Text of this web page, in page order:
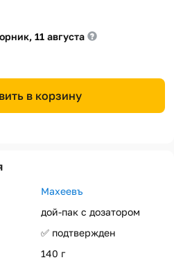
11 августа
в корзину
Махеевъ
дой-пак с дозатором
✅ подтвержден
140 г